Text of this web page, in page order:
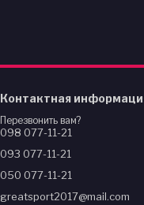
Контактная
Перезвонить вам?
098 077-11-21
093 077-11-21
050 077-11-21
greatsport2017@mail.com